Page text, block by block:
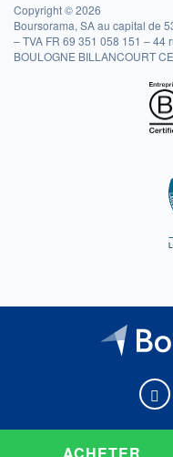
ACHETER
Copyright © 2026
Boursorama, SA au capital de
– TVA FR 69 351 058 151 – 44
BOULOGNE BILLANCOURT